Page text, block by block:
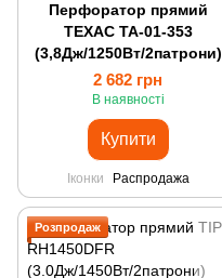
Перфоратор прямий
ТЕХАС ТА-01-353
(3,8Дж/1250Вт/2патрони)
2 682 грн
В наявності
Купити
Іконки Распродажа
Розпродаж